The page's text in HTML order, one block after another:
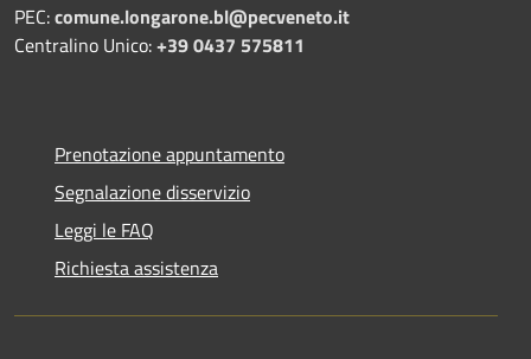
PEC:comune.longarone.bl@pecveneto.it
Centralino Unico:+39 0437 575811
Prenotazione appuntamento
Segnalazione disservizio
Leggi le FAQ
Richiesta assistenza